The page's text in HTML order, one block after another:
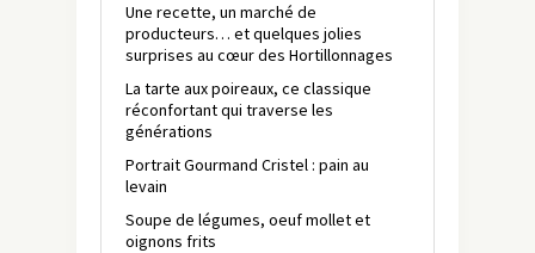
Une recette, un marché de
producteurs… et quelques jolies
surprises au cœur des Hortillonnages
La tarte aux poireaux, ce classique
réconfortant qui traverse les
générations
Portrait Gourmand Cristel : pain au
levain
Soupe de légumes, oeuf mollet et
oignons frits